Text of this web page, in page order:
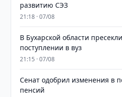
развитию СЭЗ
21:18 · 07/08
В Бухарской области
поступлении в вуз
21:15 · 07/08
Сенат одобрил изменения в
пенсий